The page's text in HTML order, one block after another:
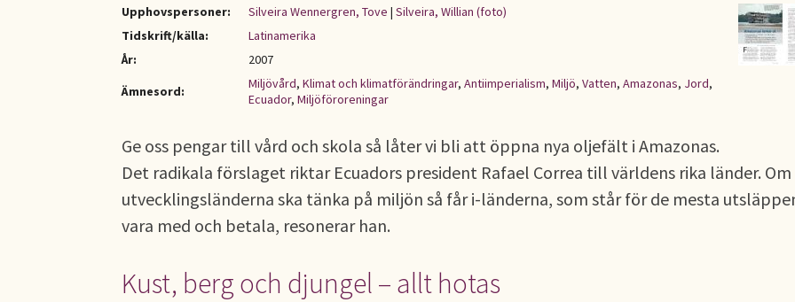
Upphovspersoner: Silveira Wennergren, Tove | Silveira, Willian (foto)
Tidskrift/källa:
Latinamerika
År:
2007
Ämnesord:
Miljövård, Klimat och klimatförändringar, Antiimperialism, Miljö, Vatten, Amazonas, Jord,
Ecuador, Miljöföroreningar
Ge oss pengar till vård och skola så låter vi bli att öppna nya oljefält i Amazonas.
Det radikala förslaget riktar Ecuadors president Rafael Correa till världens rika länder. Om
utvecklingsländerna ska tänka på miljön så får i-länderna, som står för de mesta
vara med och betala, resonerar han.
Kust, berg och djungel – allt hotas